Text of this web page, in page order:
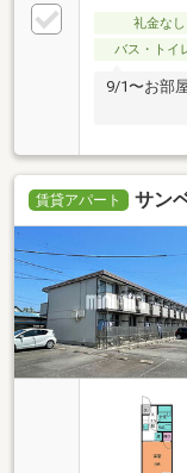
礼金なし
バス・トイ
9/1〜お部
賃貸アパート サン